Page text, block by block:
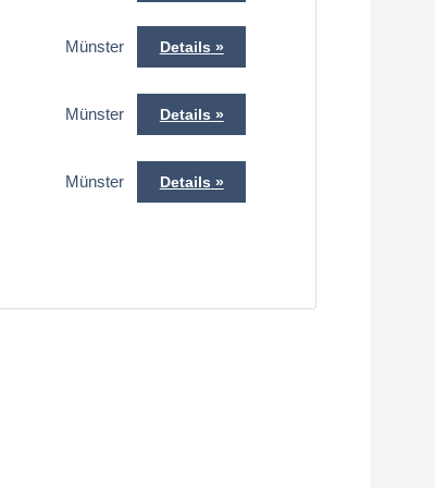
Münster Details
Münster Details
Münster Details